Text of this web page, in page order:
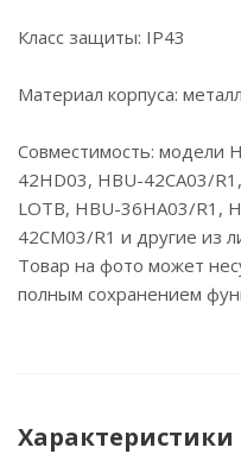
Класс защиты: IP43
Материал корпуса: металл
Совместимость: модели
42HD03, HBU-42CA03/
LOTB, HBU-36HA03/R1,
42CM03/R1 и другие из
Товар на фото может
полным сохранением
Характеристики